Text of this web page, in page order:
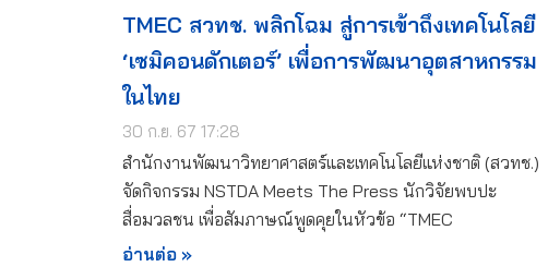
TMEC สวทช. พลิกโฉม สู่การเข้าถึงเทคโนโลยี
‘เซมิคอนดักเตอร์’ เพื่อการพัฒนาอุตสาหกรรม
ในไทย
30 ก.ย. 67 17:28
สำนักงานพัฒนาวิทยาศาสตร์และเทคโนโลยีแห่งชาติ (สวทช.)
จัดกิจกรรม NSTDA Meets The Press นักวิจัยพบปะ
สื่อมวลชน เพื่อสัมภาษณ์พูดคุยในหัวข้อ “TMEC
อ่านต่อ »